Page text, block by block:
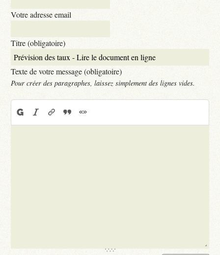
Votre adresse email
Titre (obligatoire)
Texte de votre message (obligatoire)
Pour créer des paragraphes, laissez simplement des lignes vides.